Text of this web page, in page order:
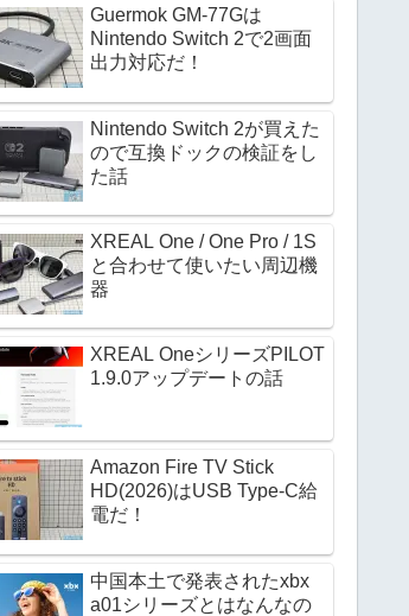
Guermok GM-77Gは
Nintendo Switch 2で2画面
出力対応だ！
Nintendo Switch 2が買えた
ので互換ドックの検証をし
た話
XREAL One / One Pro / 1S
と合わせて使いたい周辺機
器
XREAL OneシリーズPILOT
1.9.0アップデートの話
Amazon Fire TV Stick
HD(2026)はUSB Type-C給
電だ！
中国本土で発表されたxbx
a01シリーズとはなんなの